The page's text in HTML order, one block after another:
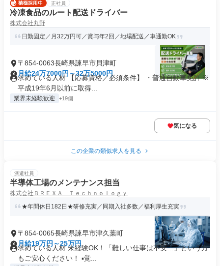
正社員
冷凍食品のルート配送ドライバー
株式会社丸野
日勤固定／月32万円可／賞与年2回／地場配送／車通勤OK
〒854-0063長崎県諫早市貝津町
月給24万7000円～32万5000円
求めている人材 【応募資格／必須条件】 ・普通自動車免許 ※
平成19年6月以前に取得...
業界未経験歓迎 +19個
気になる
この企業の類似求人を見る
派遣社員
半導体工場のメンテナンス担当
株式会社ＢＲＥＸＡ Ｔｅｃｈｎｏｌｏｇｙ
★年間休日182日★研修充実／同期入社多数／福利厚生充実
〒854-0065長崎県諫早市津久葉町
月給19万円～25万円
求めている人材 未経験OK！「難しい仕事は不安…」という方
もご安心ください！ ▪️覚...